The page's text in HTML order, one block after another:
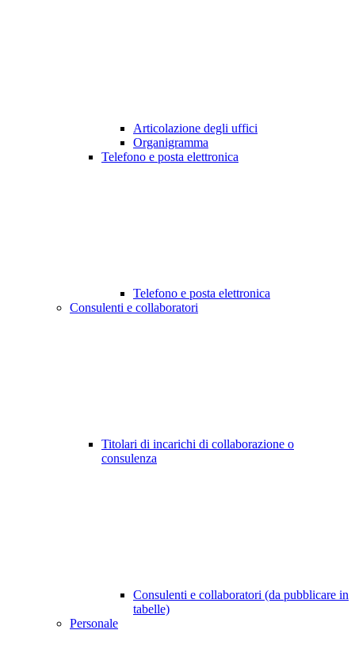
Articolazione degli uffici
Organigramma
Telefono e posta elettronica
Telefono e posta elettronica
Consulenti e collaboratori
Titolari di incarichi di collaborazione o
consulenza
Consulenti e collaboratori (da pubblicare in
tabelle)
Personale